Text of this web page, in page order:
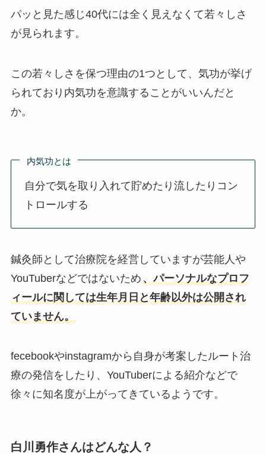
パッと見た感じ40代には全く見えなくて若々しさ
が見られます。
この若々しさを保つ理由の1つとして、気功が挙げ
られており内気功を意識することがいいんだと
か。
内気功とは
自分で気を取り入れて貯めたり流したりコン
トロールする
鍼灸師として治療院を経営していますが芸能人や
YouTuberなどではないため 、パーソナルなプロフ
ィールに関しては生年月日と年齢以外は公開され
ていません。
fecebookやinstagramから自身が考案したルート治
療の発信をしたり、YouTuberによる紹介などで
徐々に知名度が上がってきているようです。
白川勇作さんはどんな人？